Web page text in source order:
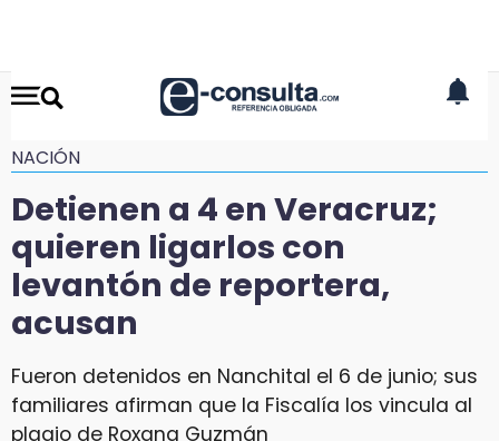
NACIÓN
Detienen a 4 en Veracruz;
quieren ligarlos con
levantón de reportera,
acusan
Fueron detenidos en Nanchital el 6 de junio; sus
familiares afirman que la Fiscalía los vincula al
plagio de Roxana Guzmán